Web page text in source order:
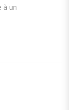
à un